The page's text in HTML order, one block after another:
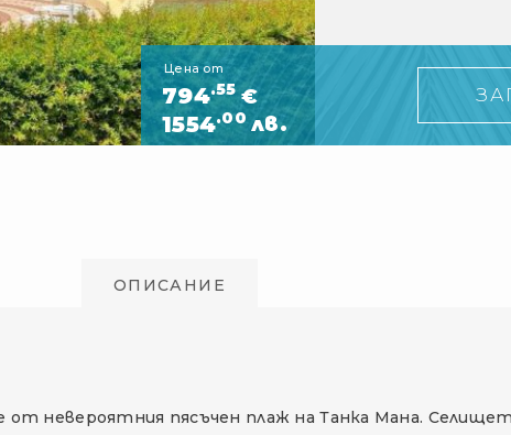
Цена от
794.55 €
1554.00 лв.
ОПИСАНИЕ
от невероятния пясъчен плаж на Танка Мана.